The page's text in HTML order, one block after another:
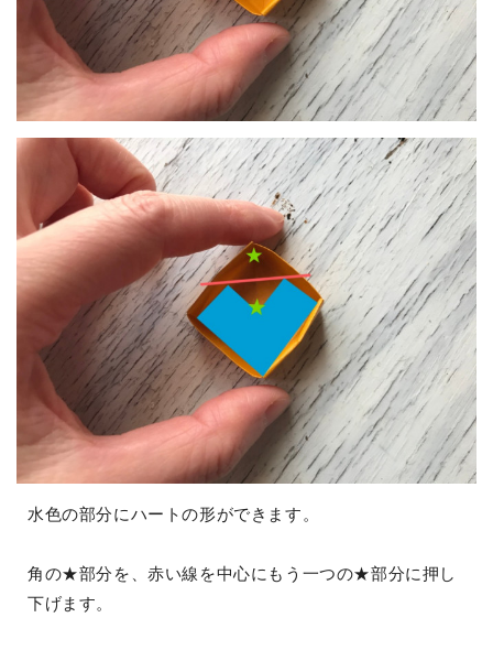
水色の部分にハートの形ができます。
角の★部分を、赤い線を中心にもう一つの★部分に押し
下げます。